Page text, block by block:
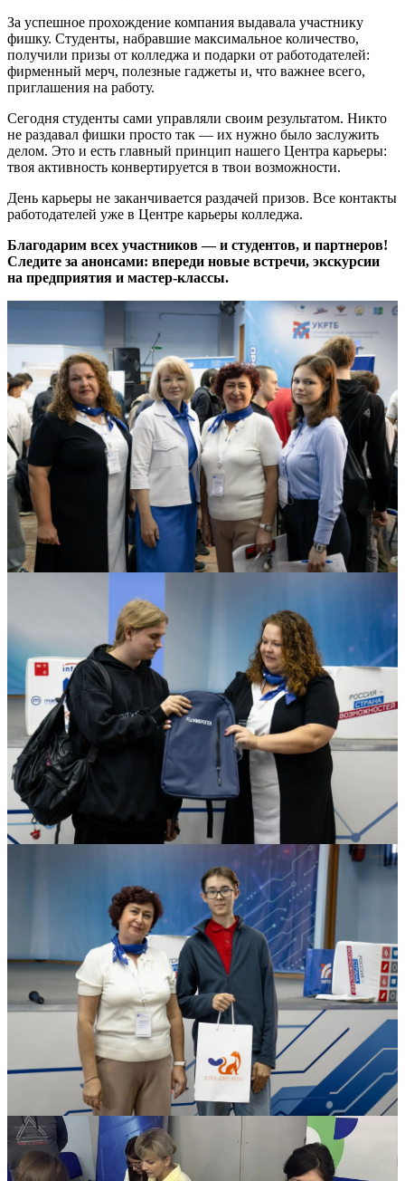
За успешное прохождение компания выдавала участнику
фишку. Студенты, набравшие максимальное количество,
получили призы от колледжа и подарки от работодателей:
фирменный мерч, полезные гаджеты и, что важнее всего,
приглашения на работу.
Сегодня студенты сами управляли своим результатом. Никто
не раздавал фишки просто так — их нужно было заслужить
делом. Это и есть главный принцип нашего Центра карьеры:
твоя активность конвертируется в твои возможности.
День карьеры не заканчивается раздачей призов. Все контакты
работодателей уже в Центре карьеры колледжа.
Благодарим всех участников — и студентов, и партнеров!
Следите за анонсами: впереди новые встречи, экскурсии
на предприятия и мастер-классы.